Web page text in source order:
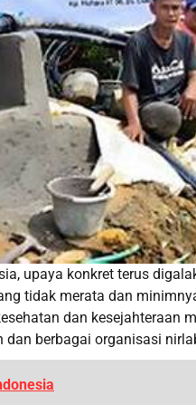
upaya konkret terus
tidak merata dan
dan kesejahteraan
berbagai organisasi